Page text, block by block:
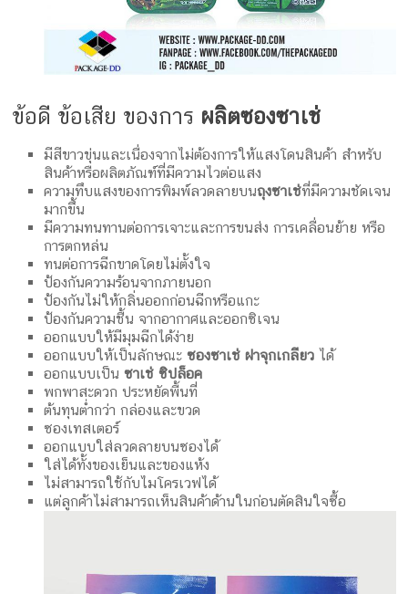
ข้อดี ข้อเสีย ของการ ผลิตซองซาเช่
มีสีขาวขุ่นและเนื่องจากไม่ต้องการให้แสงโดนสินค้า สำหรับ
สินค้าหรือผลิตภัณฑ์ที่มีความไวต่อแสง
ความทึบแสงของการพิมพ์ลวดลายบนถุงซาเช่ที่มีความชัดเจน
มากขึ้น
มีความทนทานต่อการเจาะและการขนส่ง การเคลื่อนย้าย หรือ
การตกหล่น
ทนต่อการฉีกขาดโดยไม่ตั้งใจ
ป้องกันความร้อนจากภายนอก
ป้องกันไม่ให้กลิ่นออกก่อนฉีกหรือแกะ
ป้องกันความชื้น จากอากาศและออกซิเจน
ออกแบบให้มีมุมฉีกได้ง่าย
ออกแบบให้เป็นลักษณะซองซาเช่ ฝาจุกเกลียว ได้
ออกแบบเป็นซาเช่ ซิปล็อค
พกพาสะดวก ประหยัดพื้นที่
ต้นทุนต่ำกว่า กล่องและขวด
ซองเทสเตอร์
ออกแบบใส่ลวดลายบนซองได้
ใส่ได้ทั้งของเย็นและของแห้ง
ไม่สามารถใช้กับไมโครเวฟได้
แต่ลูกค้าไม่สามารถเห็นสินค้าด้านในก่อนตัดสินใจซื้อ